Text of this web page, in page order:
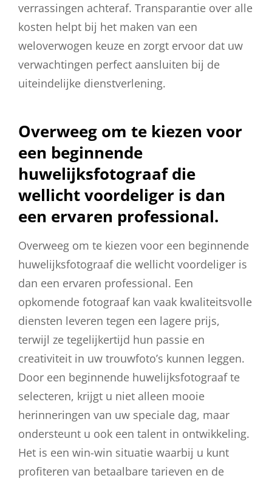
verrassingen achteraf. Transparantie over alle
kosten helpt bij het maken van een
weloverwogen keuze en zorgt ervoor dat uw
verwachtingen perfect aansluiten bij de
uiteindelijke dienstverlening.
Overweeg om te kiezen voor
een beginnende
huwelijksfotograaf die
wellicht voordeliger is dan
een ervaren professional.
Overweeg om te kiezen voor een beginnende
huwelijksfotograaf die wellicht voordeliger is
dan een ervaren professional. Een
opkomende fotograaf kan vaak kwaliteitsvolle
diensten leveren tegen een lagere prijs,
terwijl ze tegelijkertijd hun passie en
creativiteit in uw trouwfoto’s kunnen leggen.
Door een beginnende huwelijksfotograaf te
selecteren, krijgt u niet alleen mooie
herinneringen van uw speciale dag, maar
ondersteunt u ook een talent in ontwikkeling.
Het is een win-win situatie waarbij u kunt
profiteren van betaalbare tarieven en de